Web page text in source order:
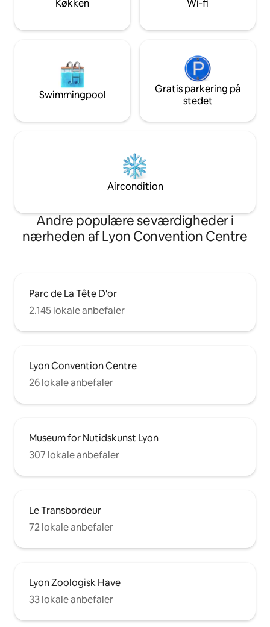
Køkken Wi-fi
Swimmingpool
Gratis parkering på
stedet
Aircondition
Andre populære seværdigheder i
nærheden af Lyon Convention Centre
Parc de La Tête D'or
2.145 lokale anbefaler
Lyon Convention Centre
26 lokale anbefaler
Museum for Nutidskunst Lyon
307 lokale anbefaler
Le Transbordeur
72 lokale anbefaler
Lyon Zoologisk Have
33 lokale anbefaler